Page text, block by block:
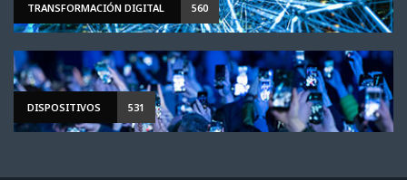
TRANSFORMACIÓN DIGITAL 560
DISPOSITIVOS 531